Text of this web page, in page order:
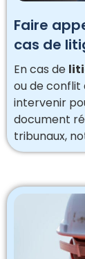
Faire
cas de
En cas de
ou de conflit
intervenir
document
tribunaux,